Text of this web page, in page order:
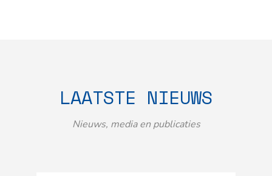
LAATSTE NIEUWS
Nieuws, media en publicaties